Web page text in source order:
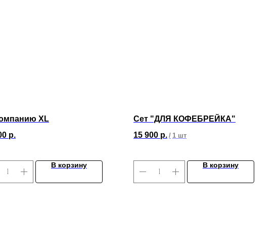
XL
р.
В корзину
Сет "ДЛЯ КОФЕБРЕЙКА"
15 900 р. / 1 шт
В корзину